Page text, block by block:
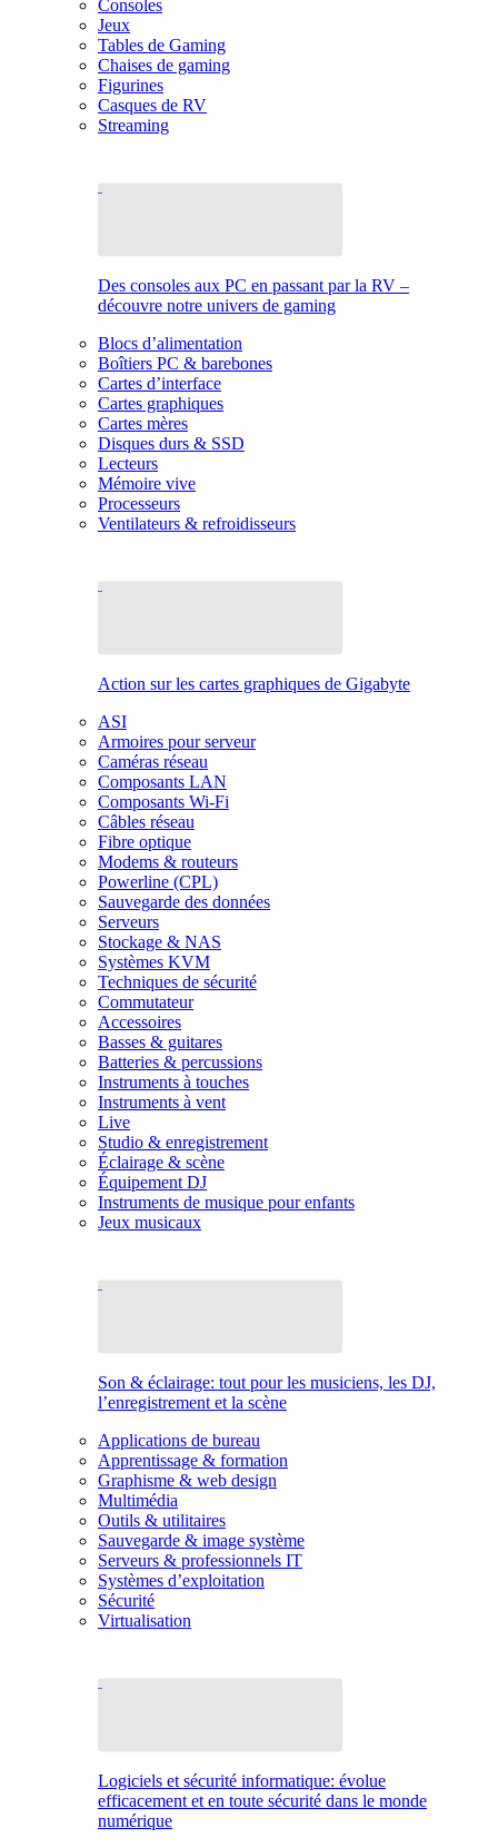
Consoles
Jeux
Tables de Gaming
Chaises de gaming
Figurines
Casques de RV
Streaming
Des consoles aux PC en passant par la RV –
découvre notre univers de gaming
Blocs d’alimentation
Boîtiers PC & barebones
Cartes d’interface
Cartes graphiques
Cartes mères
Disques durs & SSD
Lecteurs
Mémoire vive
Processeurs
Ventilateurs & refroidisseurs
Action sur les cartes graphiques de Gigabyte
ASI
Armoires pour serveur
Caméras réseau
Composants LAN
Composants Wi-Fi
Câbles réseau
Fibre optique
Modems & routeurs
Powerline (CPL)
Sauvegarde des données
Serveurs
Stockage & NAS
Systèmes KVM
Techniques de sécurité
Commutateur
Accessoires
Basses & guitares
Batteries & percussions
Instruments à touches
Instruments à vent
Live
Studio & enregistrement
Éclairage & scène
Équipement DJ
Instruments de musique pour enfants
Jeux musicaux
Son & éclairage: tout pour les musiciens, les DJ,
l’enregistrement et la scène
Applications de bureau
Apprentissage & formation
Graphisme & web design
Multimédia
Outils & utilitaires
Sauvegarde & image système
Serveurs & professionnels IT
Systèmes d’exploitation
Sécurité
Virtualisation
Logiciels et sécurité informatique: évolue
efficacement et en toute sécurité dans le monde
numérique